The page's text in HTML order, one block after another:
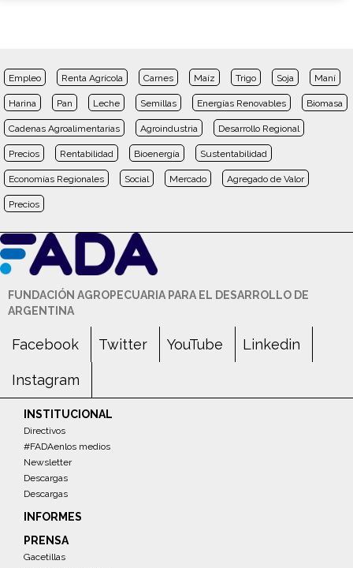
Empleo Renta Agrícola Carnes Maíz Trigo Soja Maní
Harina Pan Leche Semillas Energías Renovables Biomasa
Cadenas Agroalimentarias Agroindustria Desarrollo Regional
Precios Rentabilidad Bioenergía Sustentabilidad
Economías Regionales Social Mercado Agregado de Valor
Precios
FUNDACIÓN AGROPECUARIA PARA EL DESARROLLO DE
ARGENTINA
Facebook Twitter YouTube Linkedin
Instagram
INSTITUCIONAL
Directivos
#FADAenlos medios
Newsletter
Descargas
Descargas
INFORMES
PRENSA
Gacetillas